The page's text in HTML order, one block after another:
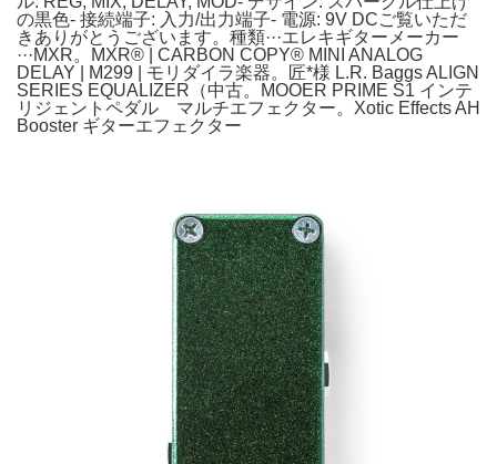
の黒色- 接続端子: 入力/出力端子- 電源: 9V DCご覧いただ
きありがとうございます。種類···エレキギターメーカー
···MXR。MXR® | CARBON COPY® MINI ANALOG
DELAY | M299 | モリダイラ楽器。匠*様 L.R. Baggs ALIGN
SERIES EQUALIZER（中古。MOOER PRIME S1 インテ
リジェントペダル マルチエフェクター。Xotic Effects AH
Booster ギターエフェクター